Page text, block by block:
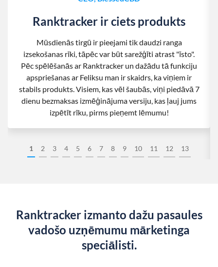
1 2 3 4 5 6 7 8 9 10 11 12 13
Ranktracker ir ciets produkts
Mūsdienās tirgū ir pieejami tik daudzi ranga
izsekošanas rīki, tāpēc var būt sarežģīti atrast "īsto".
Pēc spēlēšanās ar Ranktracker un dažādu tā funkciju
apspriešanas ar Feliksu man ir skaidrs, ka viņiem ir
stabils produkts. Visiem, kas vēl šaubās, viņi piedāvā 7
dienu bezmaksas izmēģinājuma versiju, kas ļauj jums
izpētīt rīku, pirms pieņemt lēmumu!
Ranktracker izmanto dažu pasaules
vadošo uzņēmumu mārketinga
speciālisti.